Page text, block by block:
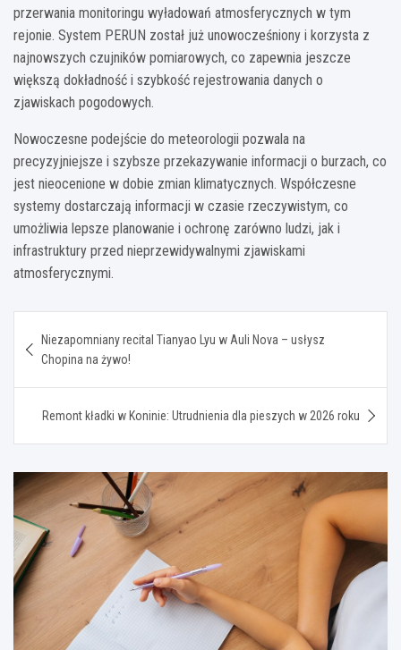
przerwania monitoringu wyładowań atmosferycznych w tym
rejonie. System PERUN został już unowocześniony i korzysta z
najnowszych czujników pomiarowych, co zapewnia jeszcze
większą dokładność i szybkość rejestrowania danych o
zjawiskach pogodowych.
Nowoczesne podejście do meteorologii pozwala na
precyzyjniejsze i szybsze przekazywanie informacji o burzach, co
jest nieocenione w dobie zmian klimatycznych. Współczesne
systemy dostarczają informacji w czasie rzeczywistym, co
umożliwia lepsze planowanie i ochronę zarówno ludzi, jak i
infrastruktury przed nieprzewidywalnymi zjawiskami
atmosferycznymi.
wpisu
Niezapomniany recital Tianyao Lyu w Auli Nova – usłysz
Chopina na żywo!
Remont kładki w Koninie: Utrudnienia dla pieszych w 2026 roku